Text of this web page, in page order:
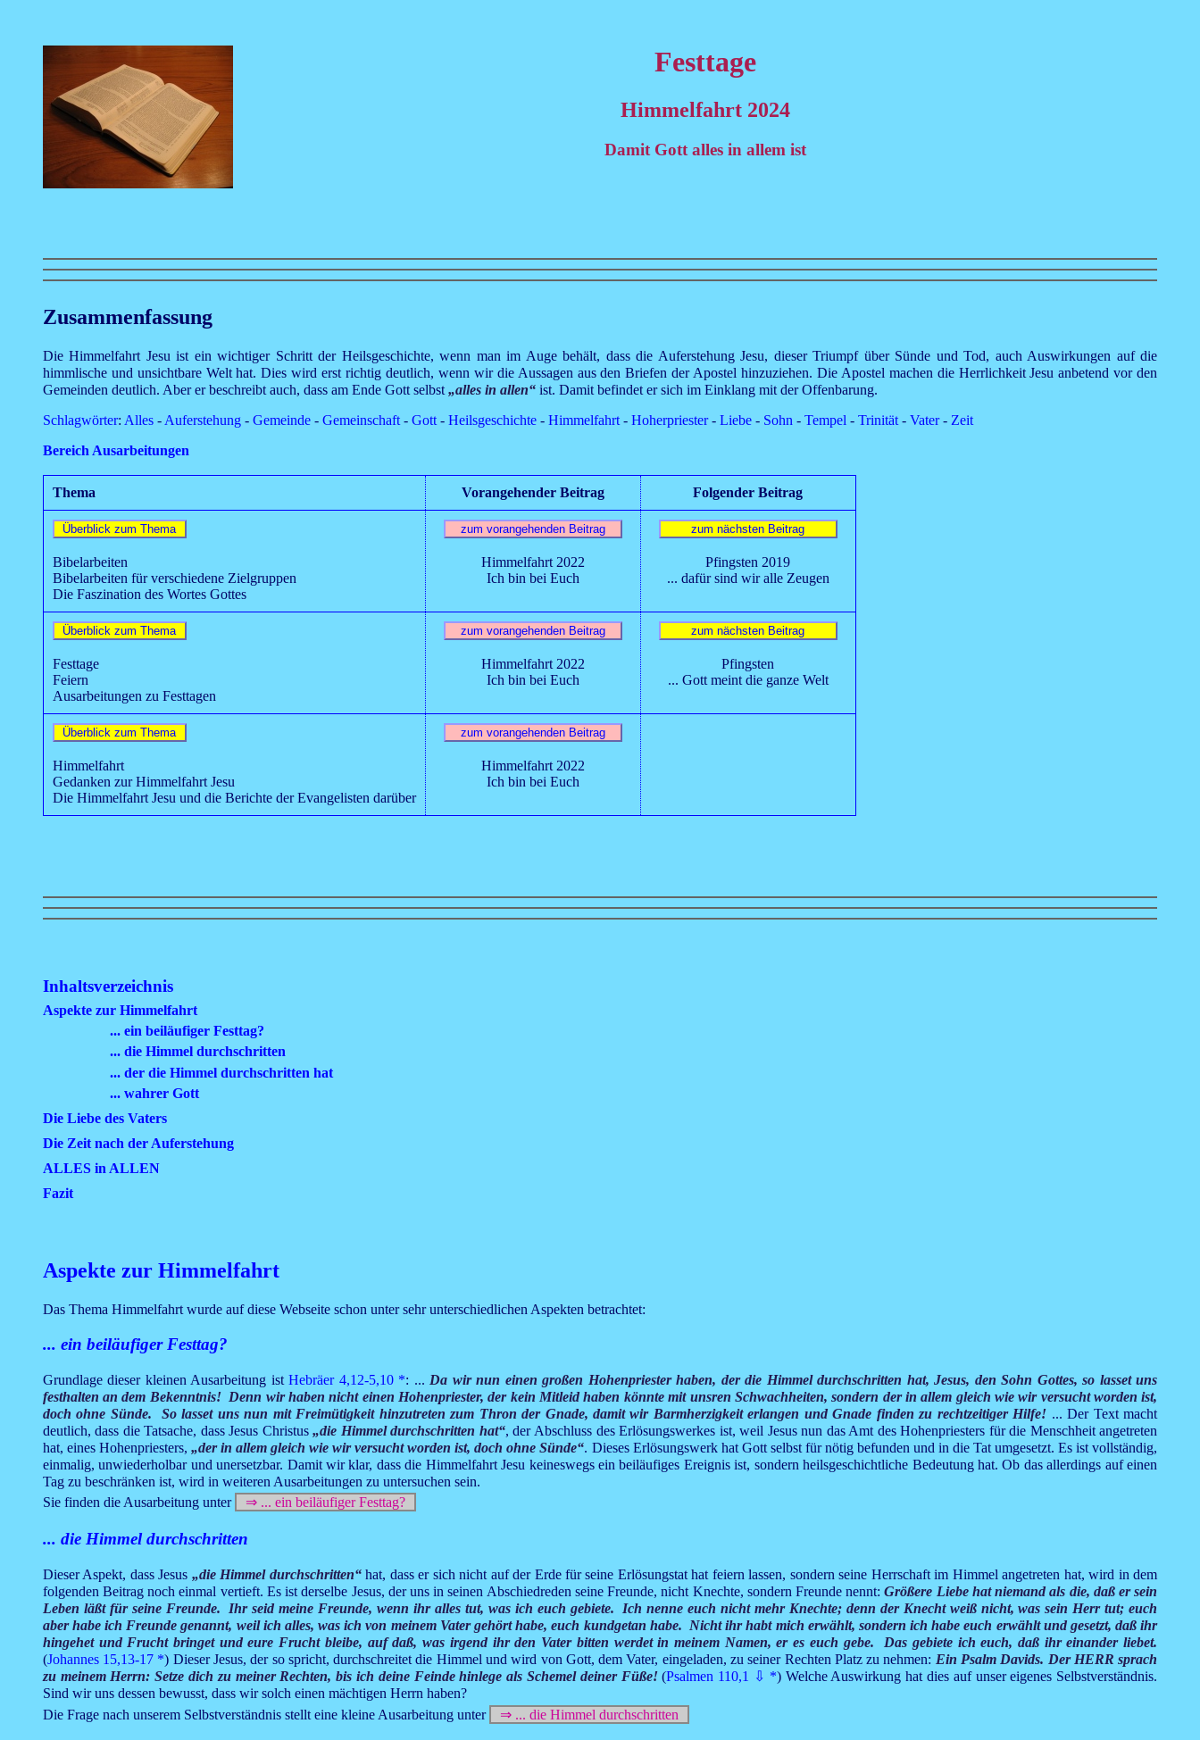
Festtage
Himmelfahrt 2024
Damit Gott alles in allem ist
Zusammenfassung
Die Himmelfahrt Jesu ist ein wichtiger Schritt der Heilsgeschichte, wenn man im Auge behält, dass die Auferstehung Jesu, dieser Triumpf über Sünde und Tod, auch Auswirkungen auf die
himmlische und unsichtbare Welt hat. Dies wird erst richtig deutlich, wenn wir die Aussagen aus den Briefen der Apostel hinzuziehen. Die Apostel machen die Herrlichkeit Jesu anbetend vor den
Gemeinden deutlich. Aber er beschreibt auch, dass am Ende Gott selbst „alles in allen“ist. Damit befindet er sich im Einklang mit der Offenbarung.
Schlagwörter: Alles- Auferstehung- Gemeinde- Gemeinschaft- Gott- Heilsgeschichte- Himmelfahrt- Hoherpriester- Liebe- Sohn - Tempel - Trinität- Vater- Zeit
Bereich Ausarbeitungen
Thema Vorangehender Beitrag Folgender Beitrag
Bibelarbeiten
Bibelarbeiten für verschiedene Zielgruppen
Die Faszination des Wortes Gottes
Himmelfahrt 2022
Ich bin bei Euch
Pfingsten 2019
... dafür sind wir alle Zeugen
Festtage
Feiern
Ausarbeitungen zu Festtagen
Himmelfahrt 2022
Ich bin bei Euch
Pfingsten
... Gott meint die ganze Welt
Himmelfahrt
Gedanken zur Himmelfahrt Jesu
Die Himmelfahrt Jesu und die Berichte der Evangelisten darüber
Himmelfahrt 2022
Ich bin bei Euch
Inhaltsverzeichnis
Aspekte zur Himmelfahrt
... ein beiläufiger Festtag?
... die Himmel durchschritten
... der die Himmel durchschritten hat
... wahrer Gott
Die Liebe des Vaters
Die Zeit nach der Auferstehung
ALLES in ALLEN
Fazit
Aspekte zur Himmelfahrt
Das Thema Himmelfahrt wurde auf diese Webseite schon unter sehr unterschiedlichen Aspekten betrachtet:
... ein beiläufiger Festtag?
Grundlage dieser kleinen Ausarbeitung istHebräer 4,12-5,10 *: ... Da wir nun einen großen Hohenpriester haben, der die Himmel durchschritten hat, Jesus, den Sohn Gottes, so lasset uns
festhalten an dem Bekenntnis! Denn wir haben nicht einen Hohenpriester, der kein Mitleid haben könnte mit unsren Schwachheiten, sondern der in allem gleich wie wir versucht worden ist,
doch ohne Sünde. So lasset uns nun mit Freimütigkeit hinzutreten zum Thron der Gnade, damit wir Barmherzigkeit erlangen und Gnade finden zu rechtzeitiger Hilfe! ... Der Text macht
deutlich, dass die Tatsache, dass Jesus Christus„die Himmel durchschritten hat“, der Abschluss des Erlösungswerkes ist, weil Jesus nun das Amt des Hohenpriesters für die Menschheit angetreten
hat, eines Hohenpriesters, „der in allem gleich wie wir versucht worden ist, doch ohne Sünde“. Dieses Erlösungswerk hat Gott selbst für nötig befunden und in die Tat umgesetzt. Es ist vollständig,
einmalig, unwiederholbar und unersetzbar. Damit wir klar, dass die Himmelfahrt Jesu keineswegs ein beiläufiges Ereignis ist, sondern heilsgeschichtliche Bedeutung hat. Ob das allerdings auf einen
Tag zu beschränken ist, wird in weiteren Ausarbeitungen zu untersuchen sein.
Sie finden die Ausarbeitung unter
⇒ ... ein beiläufiger Festtag?
... die Himmel durchschritten
Dieser Aspekt, dass Jesus „die Himmel durchschritten“hat, dass er sich nicht auf der Erde für seine Erlösungstat hat feiern lassen, sondern seine Herrschaft im Himmel angetreten hat, wird in dem
folgenden Beitrag noch einmal vertieft. Es ist derselbe Jesus, der uns in seinen Abschiedreden seine Freunde, nicht Knechte, sondern Freunde nennt:Größere Liebe hat niemand als die, daß er sein
Leben läßt für seine Freunde. Ihr seid meine Freunde, wenn ihr alles tut, was ich euch gebiete. Ich nenne euch nicht mehr Knechte; denn der Knecht weiß nicht, was sein Herr tut; euch
aber habe ich Freunde genannt, weil ich alles, was ich von meinem Vater gehört habe, euch kundgetan habe. Nicht ihr habt mich erwählt, sondern ich habe euch erwählt und gesetzt, daß ihr
hingehet und Frucht bringet und eure Frucht bleibe, auf daß, was irgend ihr den Vater bitten werdet in meinem Namen, er es euch gebe. Das gebiete ich euch, daß ihr einander liebet.
(Johannes 15,13-17 *) Dieser Jesus, der so spricht, durchschreitet die Himmel und wird von Gott, dem Vater, eingeladen, zu seiner Rechten Platz zu nehmen: Ein Psalm Davids. Der HERR sprach
zu meinem Herrn: Setze dich zu meiner Rechten, bis ich deine Feinde hinlege als Schemel deiner Füße!(Psalmen 110,1 ⇩ *) Welche Auswirkung hat dies auf unser eigenes Selbstverständnis.
Sind wir uns dessen bewusst, dass wir solch einen mächtigen Herrn haben?
Die Frage nach unserem Selbstverständnis stellt eine kleine Ausarbeitung unter
⇒ ... die Himmel durchschritten